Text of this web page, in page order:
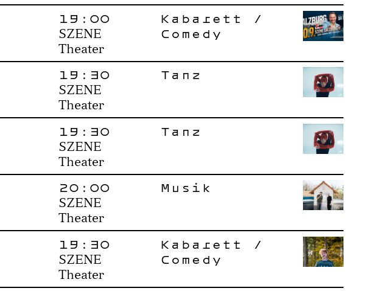
19:00
SZENE
Theater
Kabarett /
Comedy
19:30
SZENE
Theater
Tanz
19:30
SZENE
Theater
Tanz
20:00
SZENE
Theater
Musik
19:30
SZENE
Theater
Kabarett /
Comedy